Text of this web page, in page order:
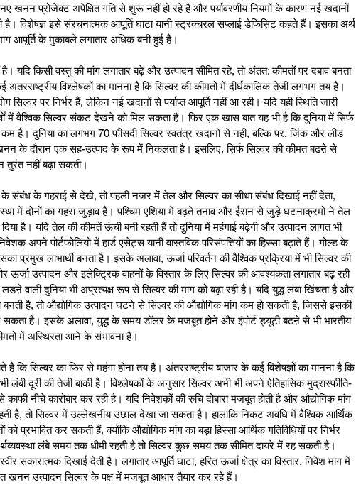
खनन प्रोजेक्ट अपेक्षित गति से शुरू नहीं हो रहे हैं और पर्यावरणीय नियमों के कारण नई खदानों
है। विशेषज्ञ इसे संरचनात्मक आपूर्ति घाटा यानी स्ट्रक्चरल सप्लाई डेफिसिट कहते हैं। इसका अर्थ
आपूर्ति के मुकाबले लगातार अधिक बनी हुई है।
है। यदि किसी वस्तु की मांग लगातार बढ़े और उत्पादन सीमित रहे, तो अंतत: कीमतों पर दबाव बनता
अंतरराष्ट्रीय विश्लेषकों का मानना है कि सिल्वर की कीमतों में दीर्घकालिक तेजी लगभग तय है।
सिल्वर पर निर्भर हैं, लेकिन नई खदानों से पर्याप्त आपूर्ति नहीं आ रही। यदि यही स्थिति जारी
में वैश्विक सिल्वर संकट देखने को मिल सकता है। फिर एक खास बात यह भी है कि दुनिया में सिर्फ
है। दुनिया का लगभग 70 फीसदी सिल्वर स्वतंत्र खदानों से नहीं, बल्कि पर, जिंक और लीड
के दौरान एक सह-उत्पाद के रूप में निकलता है। इसलिए, सिर्फ सिल्वर की कीमत बढऩे से
तुरंत नहीं बढ़ा सकती।
के गहराई से देखे, तो पहली नजर में तेल और सिल्वर का सीधा संबंध दिखाई नहीं देता,
में दोनों का गहरा जुड़ाव है। पश्चिम एशिया में बढ़ते तनाव और ईरान से जुड़े घटनाक्रमों ने तेल
है। यदि तेल की कीमतें ऊंची बनी रहती हैं तो दुनिया में महंगाई बढ़ेगी और उत्पादन लागत भी
अपने पोर्टफोलियो में हार्ड एसेट्स यानी वास्तविक परिसंपत्तियों का हिस्सा बढ़ाते हैं। गोल्ड के
प्रमुख लाभार्थी बनता है। इसके अलावा, ऊर्जा परिवर्तन की वैश्विक प्रक्रिया में भी सिल्वर की
ऊर्जा उत्पादन और इलेक्ट्रिक वाहनों के विस्तार के लिए सिल्वर की आवश्यकता लगातार बढ़ रही
वाली दुनिया भी अप्रत्यक्ष रूप से सिल्वर की मांग को बढ़ा रही है। यदि युद्ध लंबा खिंचता है और
है, तो औद्योगिक उत्पादन घटने से सिल्वर की औद्योगिक मांग कम हो सकती है, जिससे इसकी
सकता है। इसके अलावा, युद्ध के समय डॉलर के मजबूत होने और इंपोर्ट ड्यूटी बढऩे से भी भारतीय
में अस्थिरता आने के संभावना है।
हैं कि सिल्वर का फिर से महंगा होना तय है। अंतरराष्ट्रीय बाजार के कई विशेषज्ञों का मानना है कि
लंबी दूरी की तेजी बाकी है। विश्लेषकों के अनुसार सिल्वर अभी भी अपने ऐतिहासिक मुद्रास्फीति-
नीचे कारोबार कर रही है। यदि निवेशकों की रुचि दोबारा मजबूत होती है और औद्योगिक मांग
है, तो सिल्वर में उल्लेखनीय उछाल देखा जा सकता है। हालांकि निकट अवधि में वैश्विक आर्थिक
प्रभावित कर सकती हैं, क्योंकि औद्योगिक मांग का बड़ा हिस्सा आर्थिक गतिविधियों पर निर्भर
लंबे समय तक धीमी रहती है तो सिल्वर कुछ समय तक सीमित दायरे में रह सकती है।
सकारात्मक दिखाई देती है। लगातार आपूर्ति घाटा, हरित ऊर्जा क्षेत्र का विस्तार, निवेश मांग में
खनन उत्पादन सिल्वर के पक्ष में मजबूत आधार तैयार कर रहे हैं।